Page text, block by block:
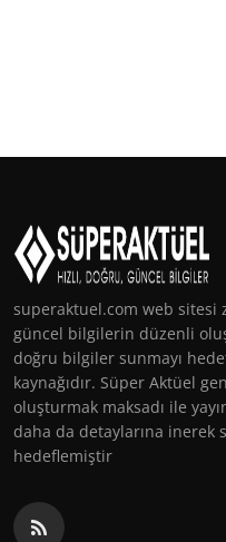
superaktuel.com web sitesi
güncel bilgilerin düzenli
doğru bilgiler sunmayı
kaynağıdır. Süper Aktüel
oluşturmak maksadı ile
daha da detaylarına inerek
hedeflemiştir